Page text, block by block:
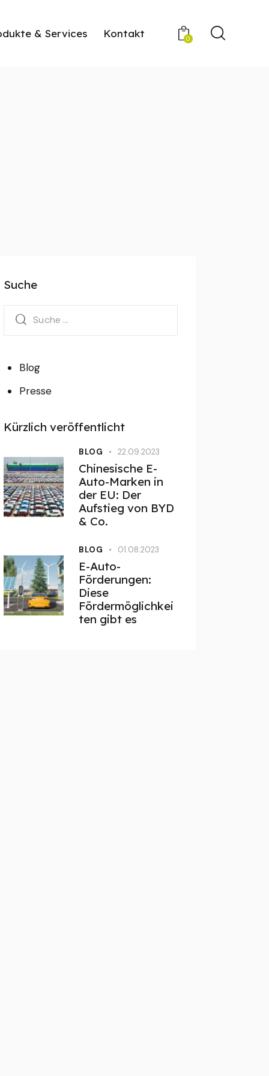
& Services Kontakt 0
Suche
Blog
Presse
Kürzlich veröffentlicht
BLOG 22.09.2023
Chinesische E-
Auto-Marken in
der EU: Der
Aufstieg von BYD
& Co.
BLOG 01.08.2023
E-Auto-
Förderungen:
Diese
Fördermöglichkei
ten gibt es